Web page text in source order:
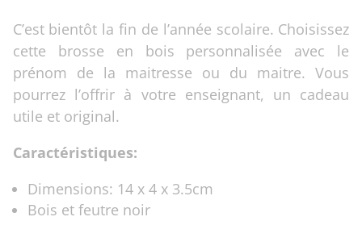
C’est bientôt la fin de l’année scolaire. Choisissez
cette brosse en bois personnalisée avec le
prénom de la maitresse ou du maitre. Vous
pourrez l’offrir à votre enseignant, un cadeau
utile et original.
Caractéristiques:
Dimensions: 14 x 4 x 3.5cm
Bois et feutre noir